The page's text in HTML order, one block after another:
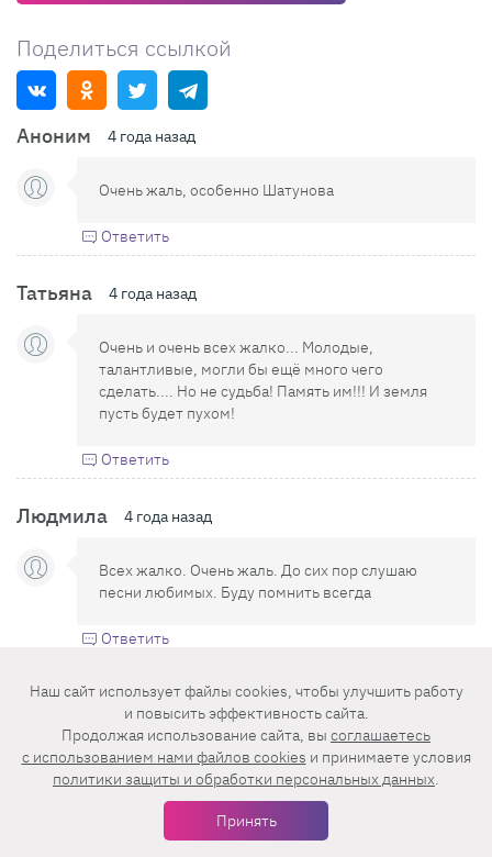
Поделиться ссылкой
Аноним 4 года назад
Очень жаль, особенно Шатунова
Ответить
Татьяна 4 года назад
Очень и очень всех жалко... Молодые,
талантливые, могли бы ещё много чего
сделать.... Но не судьба! Память им!!! И земля
пусть будет пухом!
Ответить
Людмила 4 года назад
Всех жалко. Очень жаль. До сих пор слушаю
песни любимых. Буду помнить всегда
Ответить
Мы в соцсетях и на видеоплатформах
Телеграм ВКонтакте
Одноклассники Rutube
Наш сайт использует файлы cookies, чтобы улучшить работу
и повысить эффективность сайта.
Продолжая использование сайта, вы соглашаетесь
c использованием нами файлов cookies и принимаете условия
политики защиты и обработки персональных данных.
Принять